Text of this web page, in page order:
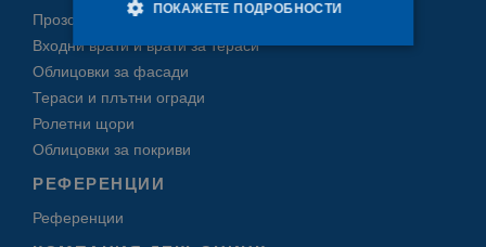
Прозорци и первази
Входни врати и врати за тераси
Облицовки за фасади
Тераси и плътни огради
Ролетни щори
Облицовки за покриви
РЕФЕРЕНЦИИ
Референции
ПОКАЖЕТЕ ПОДРОБНОСТИ
Строго необходимите бисквитки позволяват
основната функционалност на уебсайта, като
потребителско влизане и управление на акаунта.
строго необходими бисквитки.